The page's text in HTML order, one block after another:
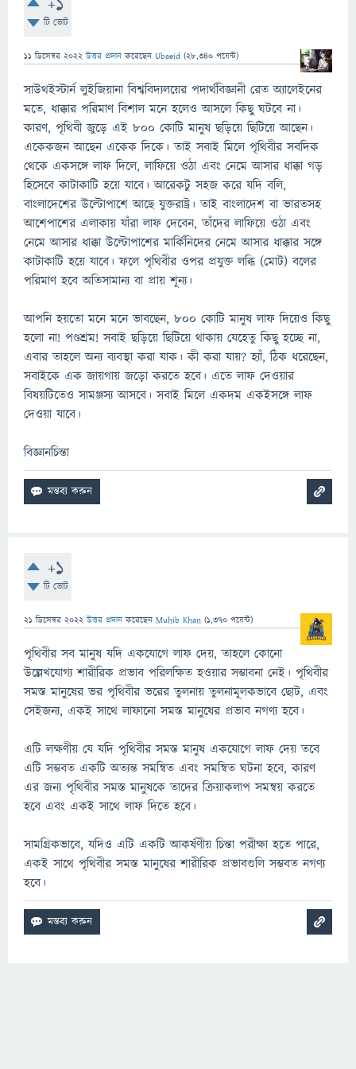
টি ভোট
11 ডিসেম্বর 2022 উত্তর প্রদান করেছেন Ubaeid (28,340 পয়েন্ট)
সাউথইস্টার্ন লুইজিয়ানা বিশ্ববিদ্যলয়ের পদার্থবিজ্ঞানী রেত অ্যালেইনের
মতে, ধাক্কার পরিমাণ বিশাল মনে হলেও আসলে কিছু ঘটবে না।
কারণ, পৃথিবী জুড়ে এই ৮০০ কোটি মানুষ ছড়িয়ে ছিটিয়ে আছেন।
একেকজন আছেন একেক দিকে। তাই সবাই মিলে পৃথিবীর সবদিক
থেকে একসঙ্গে লাফ দিলে, লাফিয়ে ওঠা এবং নেমে আসার ধাক্কা গড়
হিসেবে কাটাকাটি হয়ে যাবে। আরেকটু সহজ করে যদি বলি,
বাংলাদেশের উল্টোপাশে আছে যুক্তরাষ্ট্র। তাই বাংলাদেশ বা ভারতসহ
আশেপাশের এলাকায় যাঁরা লাফ দেবেন, তাঁদের লাফিয়ে ওঠা এবং
নেমে আসার ধাক্কা উল্টোপাশের মার্কিনিদের নেমে আসার ধাক্কার সঙ্গে
কাটাকাটি হয়ে যাবে। ফলে পৃথিবীর ওপর প্রযুক্ত লব্ধি (মোট) বলের
পরিমাণ হবে অতিসামান্য বা প্রায় শূন্য।
আপনি হয়তো মনে মনে ভাবছেন, ৮০০ কোটি মানুষ লাফ দিয়েও কিছু
হলো না! পণ্ডশ্রম! সবাই ছড়িয়ে ছিটিয়ে থাকায় যেহেতু কিছু হচ্ছে না,
এবার তাহলে অন্য ব্যবস্থা করা যাক। কী করা যায়? হ্যাঁ, ঠিক ধরেছেন,
সবাইকে এক জায়গায় জড়ো করতে হবে। এতে লাফ দেওয়ার
বিষয়টিতেও সামঞ্জস্য আসবে। সবাই মিলে একদম একইসঙ্গে লাফ
দেওয়া যাবে।
বিজ্ঞানচিন্তা
+1
টি ভোট
21 ডিসেম্বর 2022 উত্তর প্রদান করেছেন Muhib Khan (1,370 পয়েন্ট)
পৃথিবীর সব মানুষ যদি একযোগে লাফ দেয়, তাহলে কোনো
উল্লেখযোগ্য শারীরিক প্রভাব পরিলক্ষিত হওয়ার সম্ভাবনা নেই। পৃথিবীর
সমস্ত মানুষের ভর পৃথিবীর ভরের তুলনায় তুলনামূলকভাবে ছোট, এবং
সেইজন্য, একই সাথে লাফানো সমস্ত মানুষের প্রভাব নগণ্য হবে।
এটি লক্ষণীয় যে যদি পৃথিবীর সমস্ত মানুষ একযোগে লাফ দেয় তবে
এটি সম্ভবত একটি অত্যন্ত সমন্বিত এবং সমন্বিত ঘটনা হবে, কারণ
এর জন্য পৃথিবীর সমস্ত মানুষকে তাদের ক্রিয়াকলাপ সমন্বয় করতে
হবে এবং একই সাথে লাফ দিতে হবে।
সামগ্রিকভাবে, যদিও এটি একটি আকর্ষণীয় চিন্তা পরীক্ষা হতে পারে,
একই সাথে পৃথিবীর সমস্ত মানুষের শারীরিক প্রভাবগুলি সম্ভবত নগণ্য
হবে।